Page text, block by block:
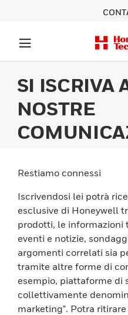
SI ISCRIVA
NOSTRE
Restiamo connessi
Iscrivendosi lei potrà
esclusive di Honeywell
prodotti, le informazioni
eventi e notizie,
argomenti correlati sia
tramite altre forme di
esempio, piattaforme di
collettivamente
marketing". Potra